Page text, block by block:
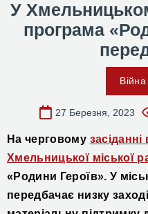
У
програма
Війна
27 Березня, 2023
На черговому
Хмельницької міської
«Родини Героїв». У
передбачає низку